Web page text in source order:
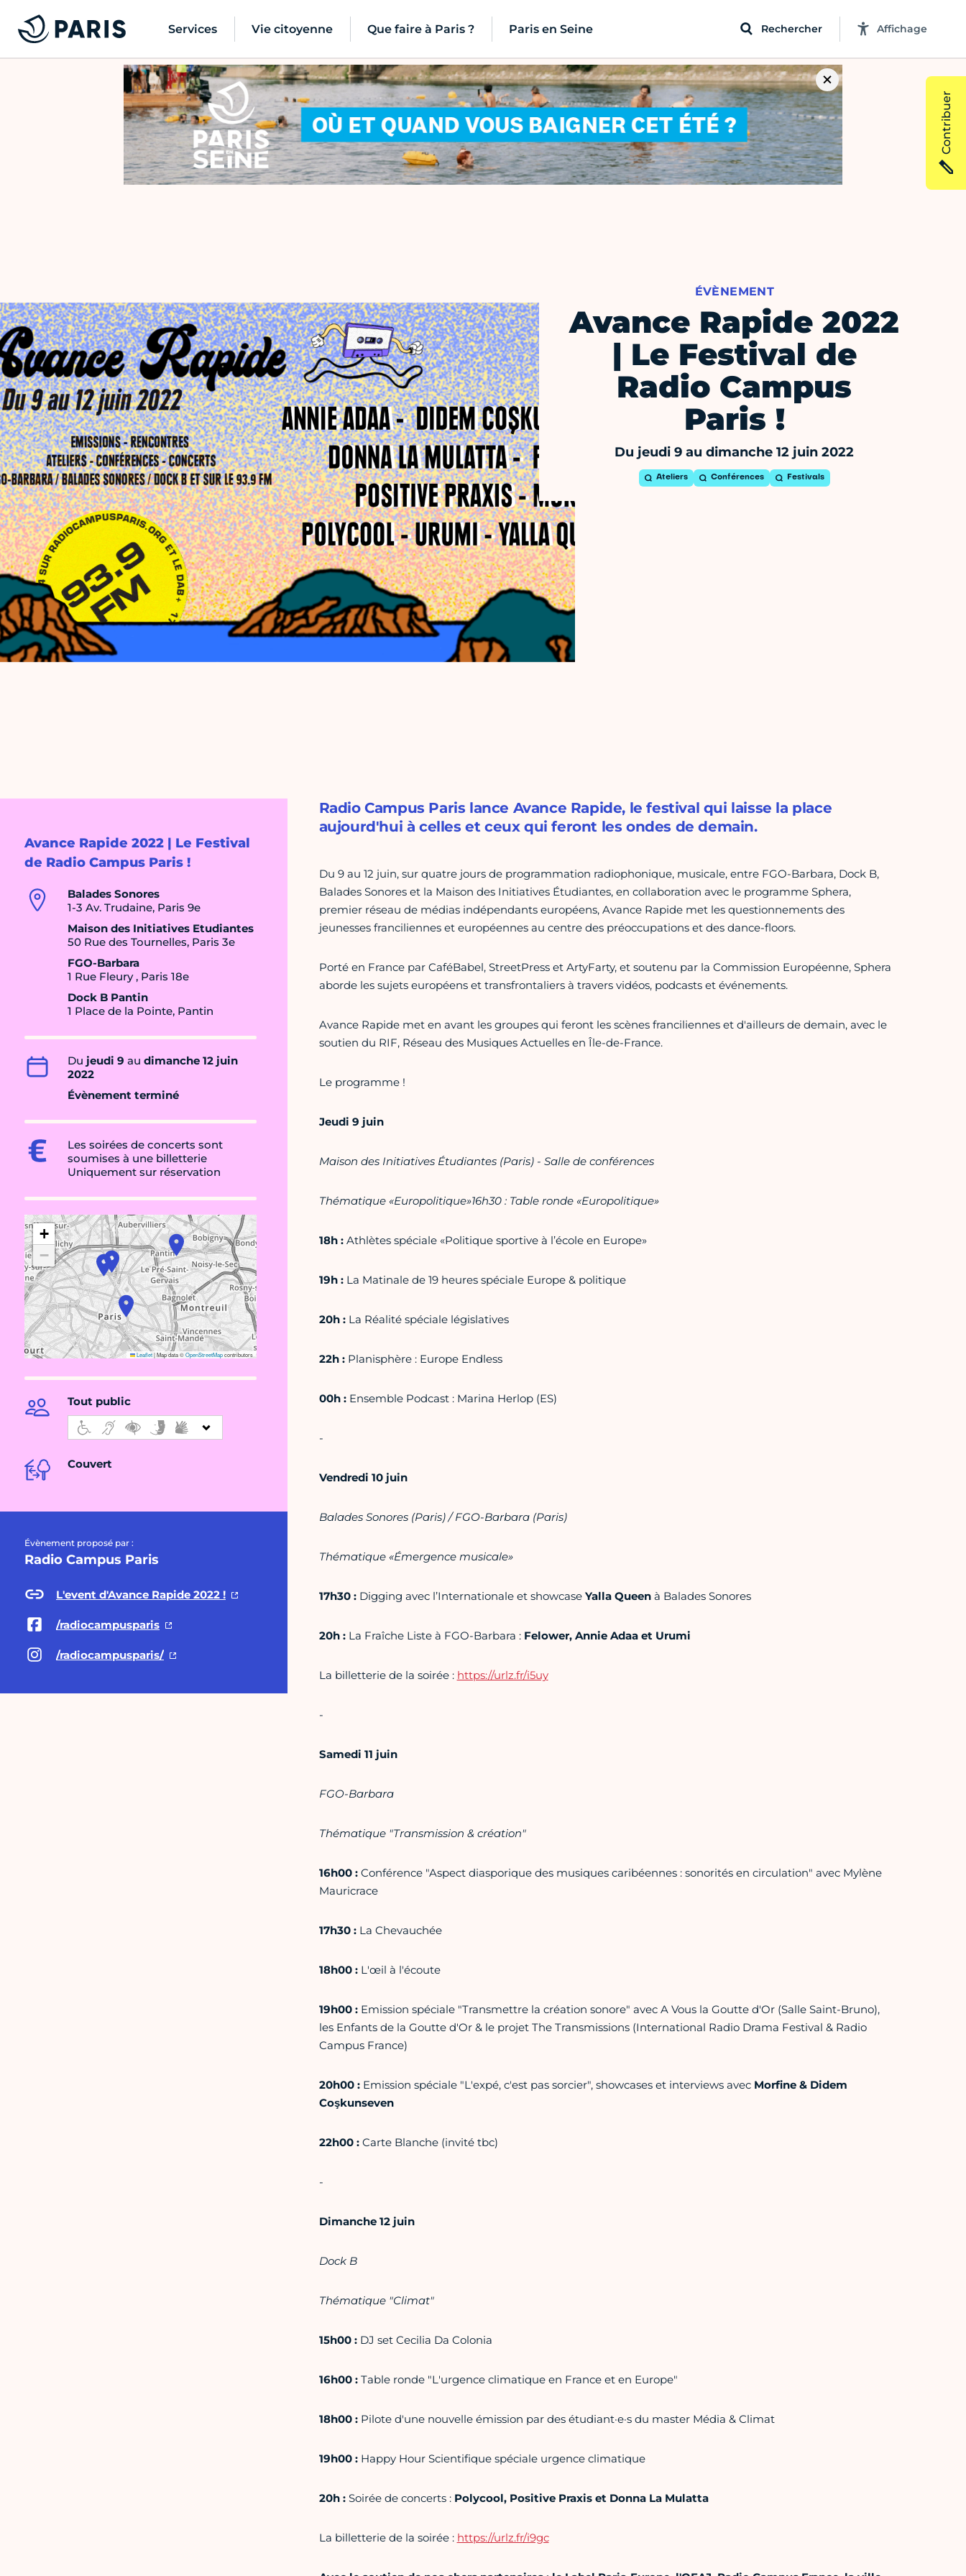
Services Vie citoyenne Que faire à Paris ? Paris en Seine Rechercher Affichage
ÉVÈNEMENT
Avance Rapide 2022
| Le Festival de
Radio Campus
Paris !
Du jeudi 9 au dimanche 12 juin 2022
Ateliers Conférences Festivals
Avance Rapide 2022 | Le Festival
de Radio Campus Paris !
Balades Sonores
1-3 Av. Trudaine, Paris 9e
Maison des Initiatives Etudiantes
50 Rue des Tournelles, Paris 3e
FGO-Barbara
1 Rue Fleury , Paris 18e
Dock B Pantin
1 Place de la Pointe, Pantin
Du jeudi 9 au dimanche 12 juin
2022
Évènement terminé
Les soirées de concerts sont
soumises à une billetterie
Uniquement sur réservation
+
−
Leaflet|Map data ©OpenStreetMapcontributors
Tout public
Couvert
Évènement proposé par :
Radio Campus Paris
L'event d'Avance Rapide 2022 !
/radiocampusparis
/radiocampusparis/
Radio Campus Paris lance Avance Rapide, le festival qui laisse la place
aujourd'hui à celles et ceux qui feront les ondes de demain.
Du 9 au 12 juin, sur quatre jours de programmation radiophonique, musicale, entre FGO-Barbara, Dock B,
Balades Sonores et la Maison des Initiatives Étudiantes, en collaboration avec le programme Sphera,
premier réseau de médias indépendants européens, Avance Rapide met les questionnements des
jeunesses franciliennes et européennes au centre des préoccupations et des dance-floors.
Porté en France par CaféBabel, StreetPress et ArtyFarty, et soutenu par la Commission Européenne, Sphera
aborde les sujets européens et transfrontaliers à travers vidéos, podcasts et événements.
Avance Rapide met en avant les groupes qui feront les scènes franciliennes et d'ailleurs de demain, avec le
soutien du RIF, Réseau des Musiques Actuelles en Île-de-France.
Le programme !
Jeudi 9 juin
Maison des Initiatives Étudiantes (Paris) - Salle de conférences
Thématique «Europolitique»16h30 : Table ronde «Europolitique»
18h : Athlètes spéciale «Politique sportive à l’école en Europe»
19h : La Matinale de 19 heures spéciale Europe & politique
20h :La Réalité spéciale législatives
22h : Planisphère : Europe Endless
00h :Ensemble Podcast : Marina Herlop (ES)
-
Vendredi 10 juin
Balades Sonores (Paris) / FGO-Barbara (Paris)
Thématique «Émergence musicale»
17h30 :Digging avec l’Internationale et showcase Yalla Queenà Balades Sonores
20h : La Fraîche Liste à FGO-Barbara : Felower, Annie Adaa et Urumi
La billetterie de la soirée : https://urlz.fr/i5uy
-
Samedi 11 juin
FGO-Barbara
Thématique "Transmission & création"
16h00 :Conférence "Aspect diasporique des musiques caribéennes : sonorités en circulation" avec Mylène
Mauricrace
17h30 :La Chevauchée
18h00 :L'œil à l'écoute
19h00 : Emission spéciale "Transmettre la création sonore" avec A Vous la Goutte d'Or (Salle Saint-Bruno),
les Enfants de la Goutte d'Or & le projet The Transmissions (International Radio Drama Festival & Radio
Campus France)
20h00 : Emission spéciale "L'expé, c'est pas sorcier", showcases et interviews avec Morfine & Didem
Coşkunseven
22h00 :Carte Blanche (invité tbc)
-
Dimanche 12 juin
Dock B
Thématique "Climat"
15h00 :DJ set Cecilia Da Colonia
16h00 : Table ronde "L'urgence climatique en France et en Europe"
18h00 : Pilote d'une nouvelle émission par des étudiant·e·s du master Média & Climat
19h00 :Happy Hour Scientifique spéciale urgence climatique
20h :Soirée de concerts : Polycool, Positive Praxis et Donna La Mulatta
La billetterie de la soirée : https://urlz.fr/i9gc
Contribuer